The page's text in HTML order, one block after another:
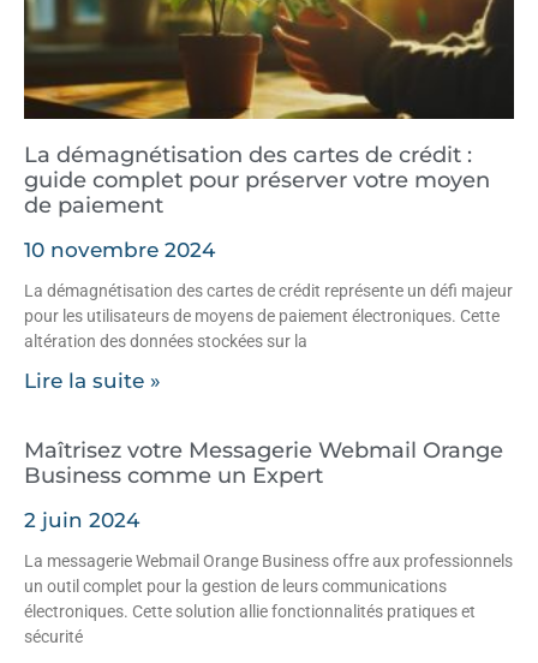
La démagnétisation des cartes de crédit :
guide complet pour préserver votre moyen
de paiement
10 novembre 2024
La démagnétisation des cartes de crédit représente un défi majeur
pour les utilisateurs de moyens de paiement électroniques. Cette
altération des données stockées sur la
Lire la suite »
Maîtrisez votre Messagerie Webmail Orange
Business comme un Expert
2 juin 2024
La messagerie Webmail Orange Business offre aux professionnels
un outil complet pour la gestion de leurs communications
électroniques. Cette solution allie fonctionnalités pratiques et
sécurité